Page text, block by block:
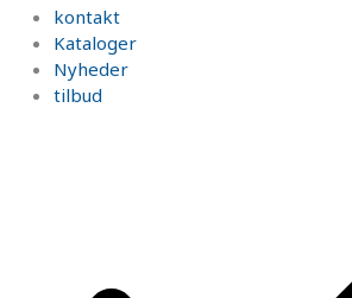
kontakt
Kataloger
Nyheder
tilbud